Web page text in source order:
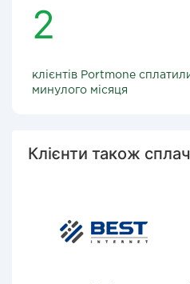
2
клієнтів Portmone
минулого місяця
Клієнти також